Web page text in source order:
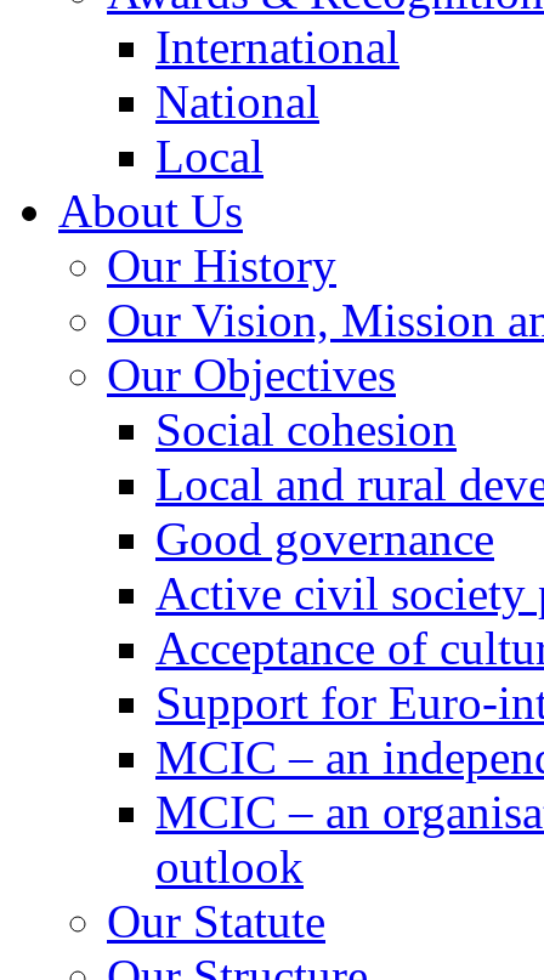
International
National
Local
About Us
Our History
Our Vision, Mission
Our Objectives
Social cohesion
Local and rural
Good governance
Active civil society
Acceptance of
Support for Euro-
MCIC – an
MCIC – an
outlook
Our Statute